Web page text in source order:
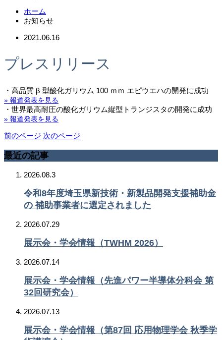
ホーム
お知らせ
2021.06.16
プレスリリース
・高品質 β 型酸化ガリウム 100 ｍｍ エピウエハの開発に成功
» 報道発表を見る
・世界最高耐圧の酸化ガリウム縦型トランジスタの開発に成功
» 報道発表を見る
前のページ 次のページ
最近の記事
2026.08.3
令和8年度埼玉県新技術・新製品開発支援補助金
の 補助事業者に選定されました
2026.07.29
展示会・学会情報（TWHM 2026）
2026.07.14
展示会・学会情報（先進パワー半導体分科会 第
32回研究会）
2026.07.13
展示会・学会情報（第87回 応用物理学会 秋季学